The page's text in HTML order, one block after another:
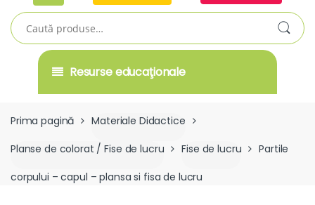
Caută
după:
Resurse educaţionale
Prima pagină
Materiale Didactice
Planse de colorat / Fise de lucru
Fise de lucru
Partile
corpului – capul – plansa si fisa de lucru